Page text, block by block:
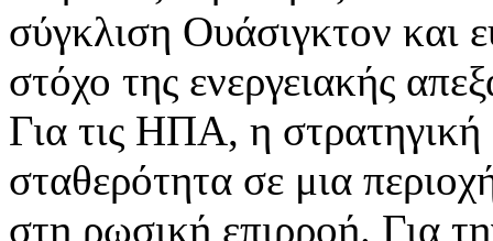
σύγκλιση Ουάσιγκτον και
στόχο της ενεργειακής
Για τις ΗΠΑ, η στρατηγική
σταθερότητα σε μια
στη ρωσική επιρροή. Για